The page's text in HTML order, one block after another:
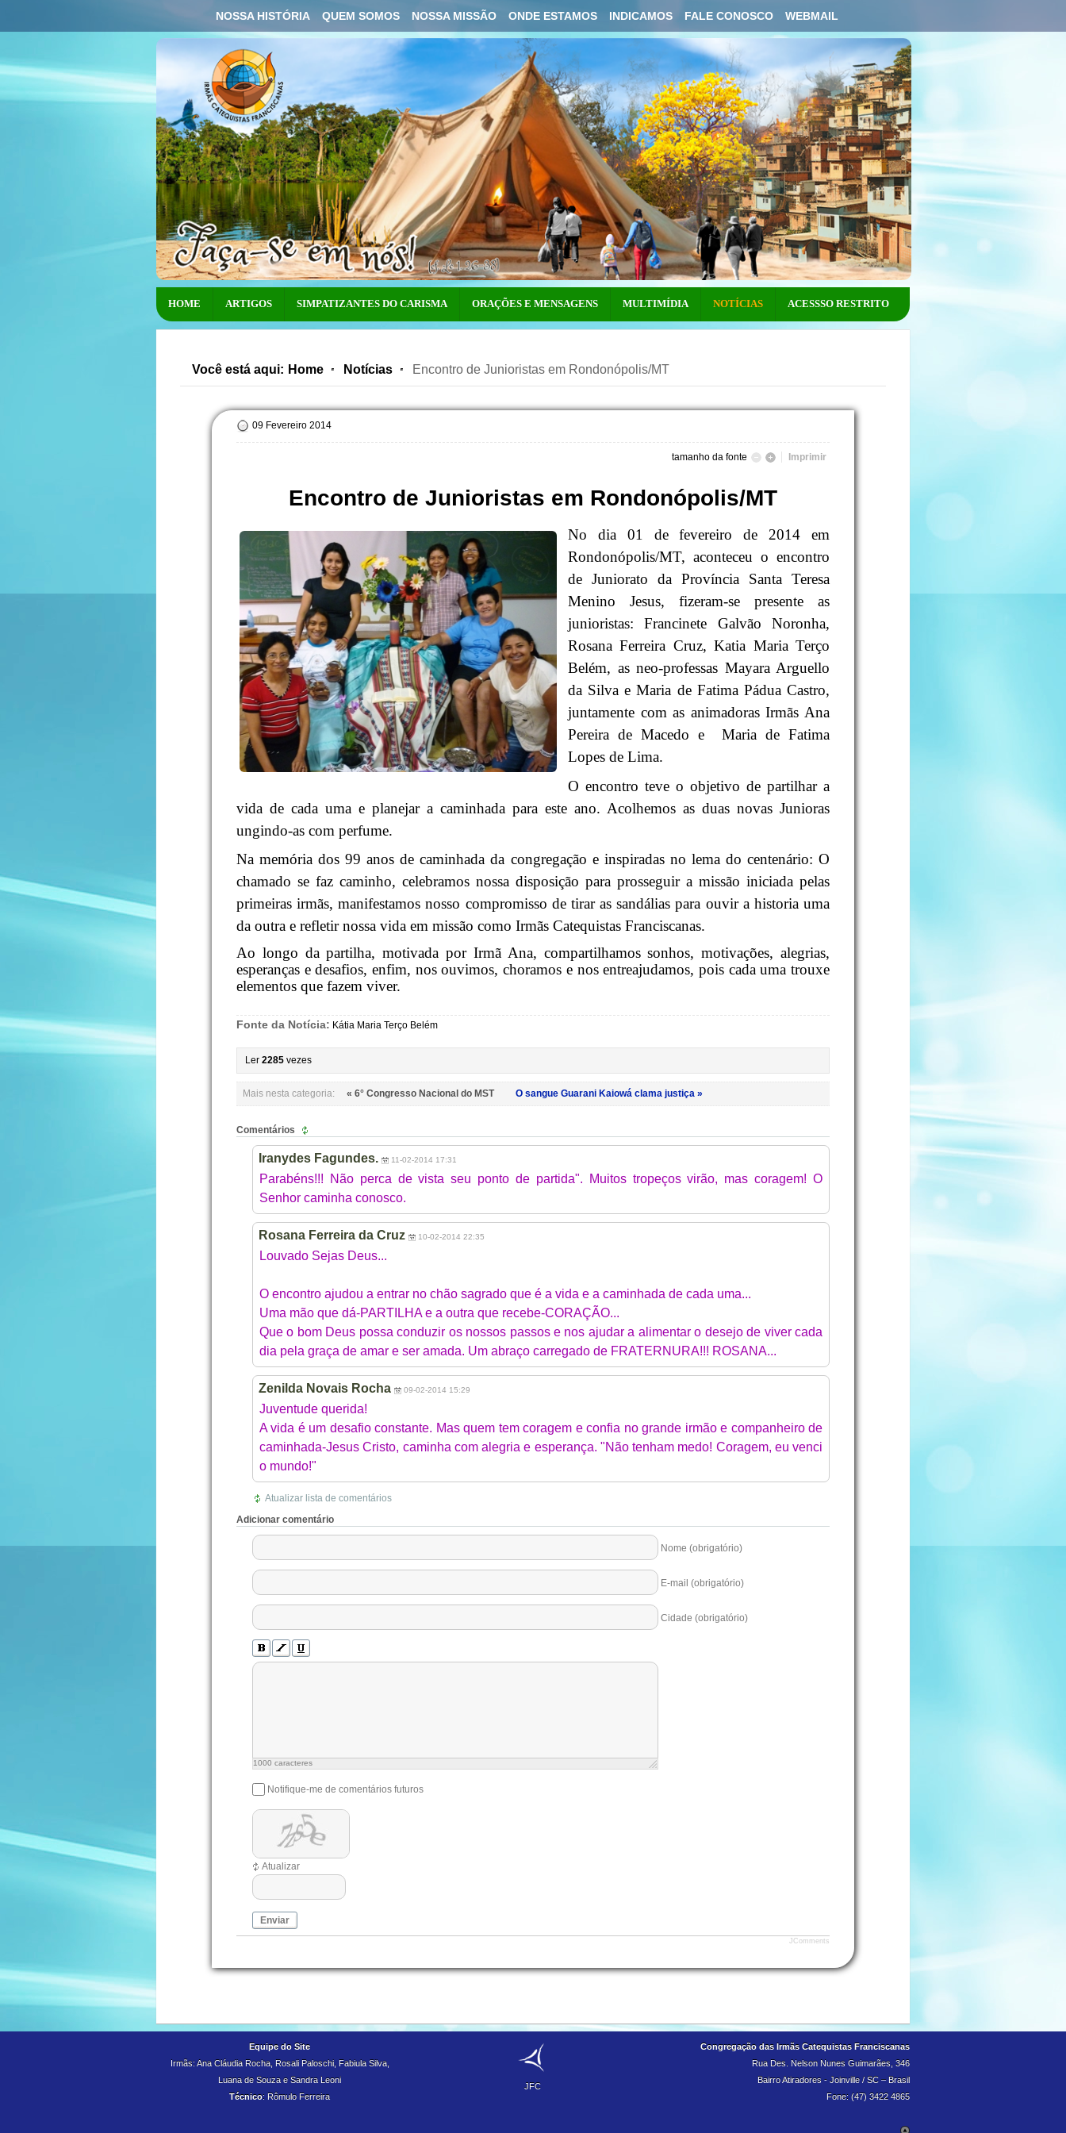
NOSSA HISTÓRIA QUEM SOMOS NOSSA MISSÃO ONDE ESTAMOS INDICAMOS FALE CONOSCO WEBMAIL
HOME ARTIGOS SIMPATIZANTES DO CARISMA ORAÇÕES E MENSAGENS MULTIMÍDIA NOTÍCIAS ACESSSO RESTRITO
Você está aqui: Home Notícias Encontro de Junioristas em Rondonópolis/MT
09 Fevereiro 2014
tamanho da fonte Imprimir
Encontro de Junioristas em Rondonópolis/MT
No dia 01 de fevereiro de 2014 em
Rondonópolis/MT, aconteceu o encontro
de Juniorato da Província Santa Teresa
Menino Jesus, fizeram-se presente as
junioristas: Francinete Galvão Noronha,
Rosana Ferreira Cruz, Katia Maria Terço
Belém, as neo-professas Mayara Arguello
da Silva e Maria de Fatima Pádua Castro,
juntamente com as animadoras Irmãs Ana
Pereira de Macedo e Maria de Fatima
Lopes de Lima.
O encontro teve o objetivo de partilhar a
vida de cada uma e planejar a caminhada para este ano. Acolhemos as duas novas Junioras
ungindo-as com perfume.
Na memória dos 99 anos de caminhada da congregação e inspiradas no lema do centenário: O
chamado se faz caminho, celebramos nossa disposição para prosseguir a missão iniciada pelas
primeiras irmãs, manifestamos nosso compromisso de tirar as sandálias para ouvir a historia uma
da outra e refletir nossa vida em missão como Irmãs Catequistas Franciscanas.
Ao longo da partilha, motivada por Irmã Ana, compartilhamos sonhos, motivações, alegrias,
esperanças e desafios, enfim, nos ouvimos, choramos e nos entreajudamos, pois cada uma trouxe
elementos que fazem viver.
Fonte da Notícia: Kátia Maria Terço Belém
Ler 2285 vezes
Mais nesta categoria: « 6° Congresso Nacional do MST O sangue Guarani Kaiowá clama justiça »
Comentários
Iranydes Fagundes. 11-02-2014 17:31
Parabéns!!! Não perca de vista seu ponto de partida". Muitos tropeços virão, mas coragem! O
Senhor caminha conosco.
Rosana Ferreira da Cruz 10-02-2014 22:35
Louvado Sejas Deus...
O encontro ajudou a entrar no chão sagrado que é a vida e a caminhada de cada uma...
Uma mão que dá-PARTILHA e a outra que recebe-CORAÇÃO...
Que o bom Deus possa conduzir os nossos passos e nos ajudar a alimentar o desejo de viver cada
dia pela graça de amar e ser amada. Um abraço carregado de FRATERNURA!!! ROSANA...
Zenilda Novais Rocha 09-02-2014 15:29
Juventude querida!
A vida é um desafio constante. Mas quem tem coragem e confia no grande irmão e companheiro de
caminhada-Jesus Cristo, caminha com alegria e esperança. "Não tenham medo! Coragem, eu venci
o mundo!"
Atualizar lista de comentários
Adicionar comentário
Nome (obrigatório)
E-mail (obrigatório)
Cidade (obrigatório)
1000 caracteres
Notifique-me de comentários futuros
Atualizar
Enviar
JComments
Equipe do Site
Irmãs: Ana Cláudia Rocha, Rosali Paloschi, Fabiula Silva,
Luana de Souza eSandra Leoni
Técnico: Rômulo Ferreira
JFC
Congregação das Irmãs Catequistas Franciscanas
Rua Des. Nelson Nunes Guimarães, 346
Bairro Atiradores - Joinville / SC – Brasil
Fone: (47) 3422 4865